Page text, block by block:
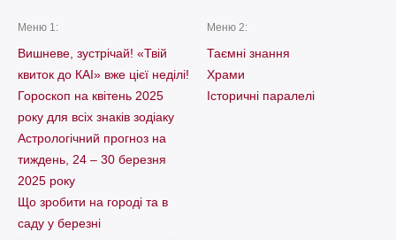
Меню 1:
Вишневе, зустрічай! «Твій
квиток до КАІ» вже цієї неділі!
Гороскоп на квітень 2025
року для всіх знаків зодіаку
Астрологічний прогноз на
тиждень, 24 – 30 березня
2025 року
Що зробити на городі та в
саду у березні
Меню 2:
Таємні знання
Храми
Історичні паралелі